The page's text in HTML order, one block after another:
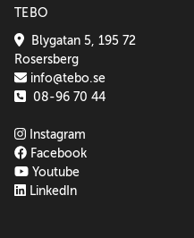
TEBO
Blygatan 5, 195 72
Rosersberg
info@tebo.se
08-96 70 44
Instagram
Facebook
Youtube
LinkedIn